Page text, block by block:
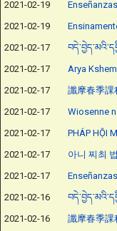
2021-02-19
2021-02-19
2021-02-17
2021-02-17
Arya
2021-02-17
讖摩春季課
2021-02-17
Wiosenne
2021-02-17
PHÁP HỘI
2021-02-17
아니 찌최
2021-02-17
2021-02-16
2021-02-16
讖摩春季課